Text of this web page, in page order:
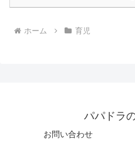
ホーム 育児
パパドラ
お問い合わせ